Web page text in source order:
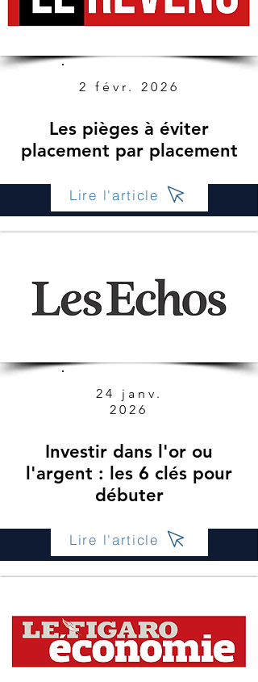
2 févr. 2026
Les pièges à éviter
placement par placement
Lire l'article
24 janv.
2026
Investir dans l'or ou
l'argent : les 6 clés pour
débuter
Lire l'article